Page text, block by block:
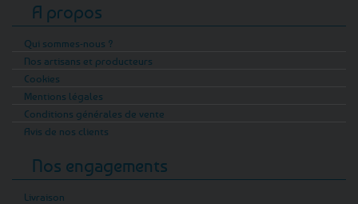
A propos
Qui sommes-nous ?
Nos artisans et producteurs
Cookies
Mentions légales
Conditions générales de vente
Avis de nos clients
Nos engagements
Livraison